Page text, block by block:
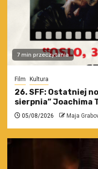
7 min przeczytania
Film Kultura
26. SFF: Ostatniej
sierpnia” Joachima
05/08/2026 Maja